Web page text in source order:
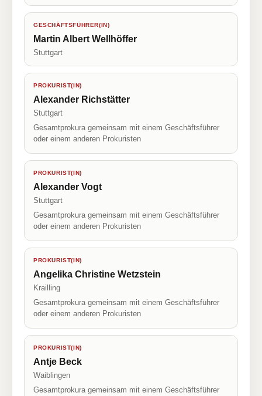
GESCHÄFTSFÜHRER(IN)
Martin Albert Wellhöffer
Stuttgart
PROKURIST(IN)
Alexander Richstätter
Stuttgart
Gesamtprokura gemeinsam mit einem Geschäftsführer
oder einem anderen Prokuristen
PROKURIST(IN)
Alexander Vogt
Stuttgart
Gesamtprokura gemeinsam mit einem Geschäftsführer
oder einem anderen Prokuristen
PROKURIST(IN)
Angelika Christine Wetzstein
Krailling
Gesamtprokura gemeinsam mit einem Geschäftsführer
oder einem anderen Prokuristen
PROKURIST(IN)
Antje Beck
Waiblingen
Gesamtprokura gemeinsam mit einem Geschäftsführer